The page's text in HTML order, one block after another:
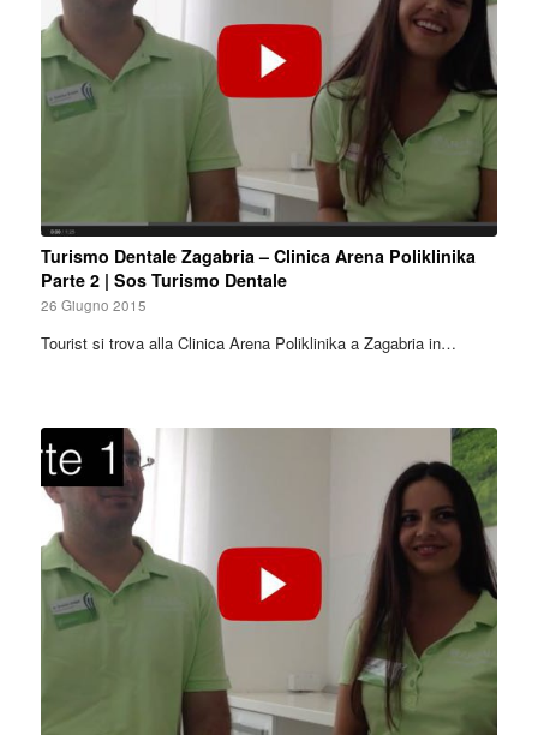
Turismo Dentale Zagabria – Clinica Arena Poliklinika
Parte 2 | Sos Turismo Dentale
26 Giugno 2015
Tourist si trova alla Clinica Arena Poliklinika a Zagabria in…